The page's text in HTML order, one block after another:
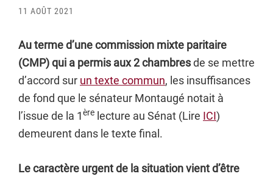
11 AOÛT 2021
Au terme d’une commission mixte paritaire
(CMP) qui a permis aux 2 chambresde se mettre
d’accord sur un texte commun, les insuffisances
de fond que le sénateur Montaugé notait à
l’issue de la 1ère lecture au Sénat (Lire ICI)
demeurent dans le texte final.
Le caractère urgent de la situation vient d’être